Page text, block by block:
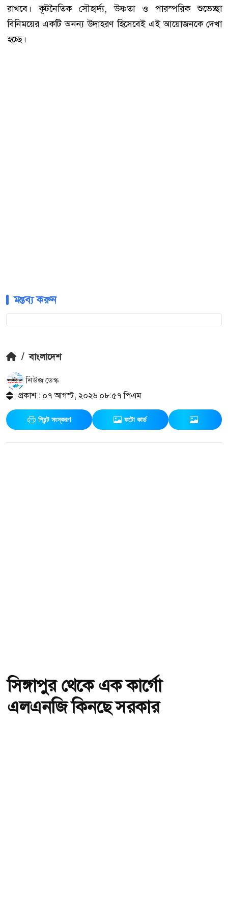
রাখবে। কূটনৈতিক সৌহার্দ্য, উষ্ণতা ও পারস্পরিক শুভেচ্ছা
বিনিময়ের একটি অনন্য উদাহরণ হিসেবেই এই আয়োজনকে দেখা
হচ্ছে।
মন্তব্য করুন
/ বাংলাদেশ
নিউজ ডেস্ক
প্রকাশ : ০৭ আগস্ট, ২০২৬ ০৮:৫৭ পিএম
প্রিন্ট সংস্করণ ফটো কার্ড
সিঙ্গাপুর থেকে এক কার্গো
এলএনজি কিনছে সরকার